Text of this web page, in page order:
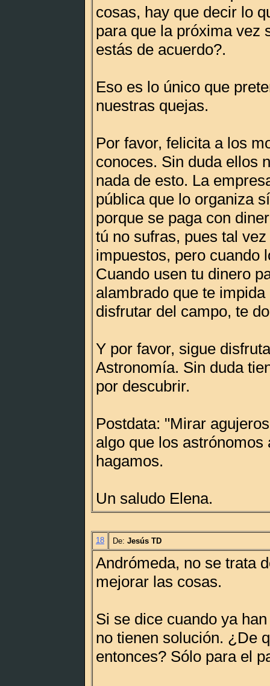
cosas, hay que decir lo
para que la próxima vez
estás de acuerdo?.
Eso es lo único que
nuestras quejas.
Por favor, felicita a los
conoces. Sin duda ellos
nada de esto. La
pública que lo organiza
porque se paga con
tú no sufras, pues tal
impuestos, pero cuando
Cuando usen tu dinero
alambrado que te impida
disfrutar del campo, te
Y por favor, sigue
Astronomía. Sin duda
por descubrir.
Postdata: "Mirar
algo que los astrónomos
hagamos.
Un saludo Elena.
18 De: Jesús TD
Andrómeda, no se trata
mejorar las cosas.
Si se dice cuando ya
no tienen solución. ¿De
entonces? Sólo para el